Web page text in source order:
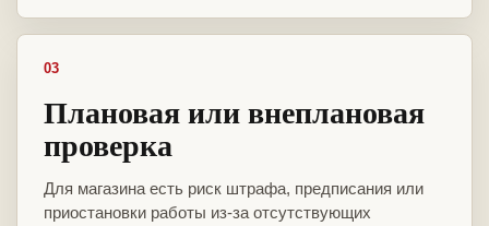
03
Плановая или внеплановая
проверка
Для магазина есть риск штрафа, предписания или
приостановки работы из-за отсутствующих